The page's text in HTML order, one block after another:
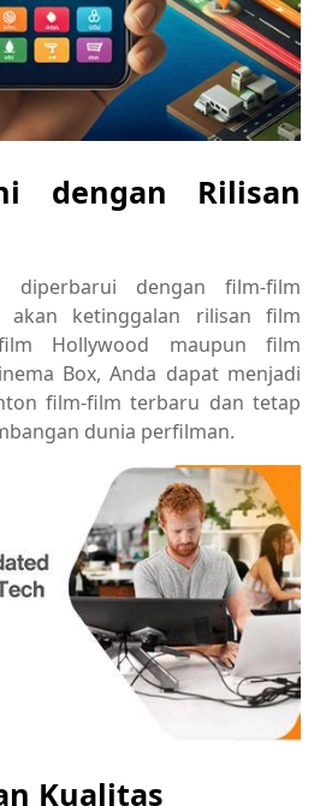
dengan Rilisan
diperbarui dengan film-film
ketinggalan rilisan film
Hollywood maupun film
Box, Anda dapat menjadi
film-film terbaru dan tetap
dunia perfilman.
Kualitas